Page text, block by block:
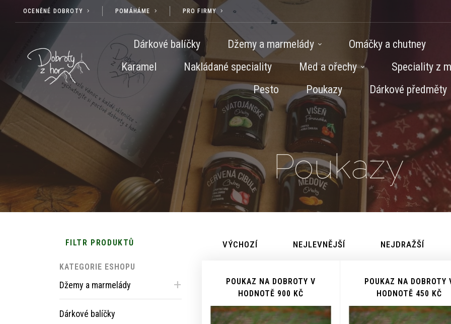
OCENĚNÉ DOBROTY POMÁHÁME PRO FIRMY
Dárkové balíčky Džemy a marmelády
Omáčky a chutney
Karamel
Nakládané speciality Med a ořechy
Speciality z
Pesto
Poukazy Dárkové předměty
Poukazy
FILTR PRODUKTŮ
KATEGORIE ESHOPU
Džemy a marmelády +
Dárkové balíčky
VÝCHOZÍ NEJLEVNĚJŠÍ NEJDRAŽŠÍ
POUKAZ NA DOBROTY V
HODNOTĚ 900 KČ
POUKAZ NA DOBROTY
HODNOTĚ 450 KČ